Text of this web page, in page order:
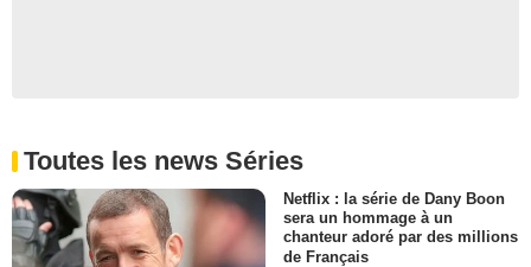
Toutes les news Séries
Netflix : la série de Dany Boon
sera un hommage à un
chanteur adoré par des millions
de Français